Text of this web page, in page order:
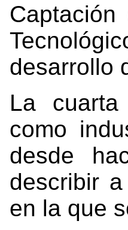
desarrollo
La cuarta
como
desde
describir
en la que